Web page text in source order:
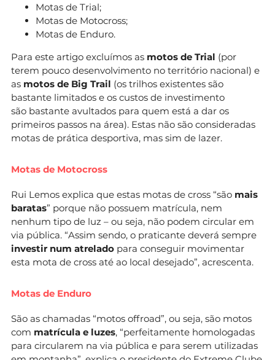
Motas de Trial;
Motas de Motocross;
Motas de Enduro.
Para este artigo excluímos as motos de Trial (por
terem pouco desenvolvimento no território nacional) e
as motos de Big Trail (os trilhos existentes são
bastante limitados e os custos de investimento
são bastante avultados para quem está a dar os
primeiros passos na área). Estas não são consideradas
motas de prática desportiva, mas sim de lazer.
Motas de Motocross
Rui Lemos explica que estas motas de cross “são mais
baratas” porque não possuem matrícula, nem
nenhum tipo de luz – ou seja, não podem circular em
via pública. “Assim sendo, o praticante deverá sempre
investir num atrelado para conseguir movimentar
esta mota de cross até ao local desejado”, acrescenta.
Motas de Enduro
São as chamadas “motos offroad”, ou seja, são motos
com matrícula e luzes, “perfeitamente homologadas
para circularem na via pública e para serem utilizadas